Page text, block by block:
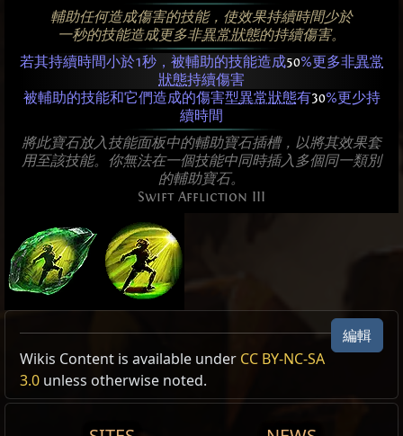
輔助任何造成傷害的技能，使效果持續時間少於
一秒的技能造成更多非異常狀態的持續傷害。
若其持續時間小於1秒，被輔助的技能造成50%更多非異常
狀態持續傷害
被輔助的技能和它們造成的傷害型異常狀態有30%更少持
續時間
將此寶石放入技能面板中的輔助寶石插槽，以將其效果套
用至該技能。你無法在一個技能中同時插入多個同一類別
的輔助寶石。
Swift Affliction III
Allow Type: 傷害, 攻擊, DoT, CrossbowAmmoSkill
Reset
編輯
Wikis Content is available under CC BY-NC-SA
3.0 unless otherwise noted.